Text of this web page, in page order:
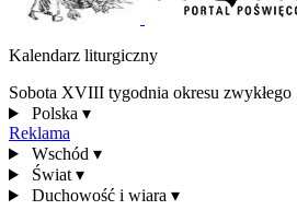
Kalendarz liturgiczny
Sobota XVIII tygodnia okresu zwykłego
Polska ▾
Reklama
Wschód ▾
Świat ▾
Duchowość i wiara ▾